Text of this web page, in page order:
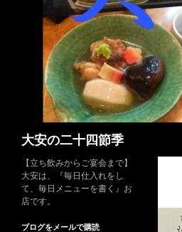
大安の二十四節季
【立ち飲みからご宴会まで】
大安は、『毎日仕入れをし
て、毎日メニューを書く』お
店です。
ブログをメールで購読